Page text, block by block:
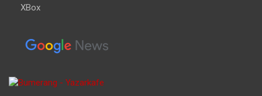
XBox